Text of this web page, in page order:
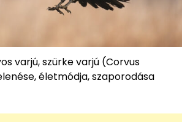
varjú, szürke varjú (Corvus
életmódja, szaporodása